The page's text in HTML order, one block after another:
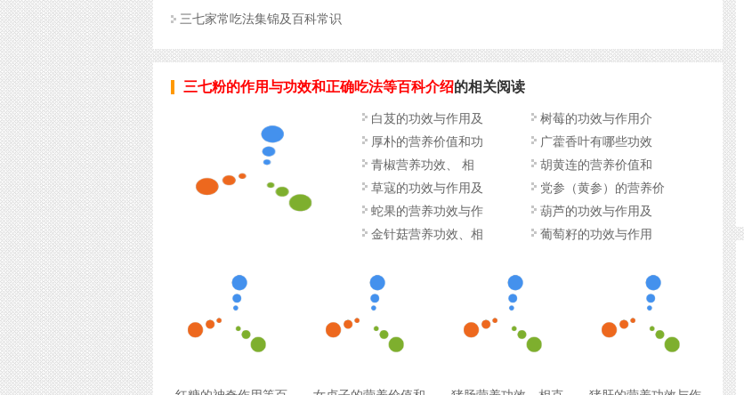
三七家常吃法集锦及百科常识
三七粉的作用与功效和正确吃法等百科介绍的相关阅读
白芨的功效与作用及
树莓的功效与作用介
厚朴的营养价值和功
广藿香叶有哪些功效
青椒营养功效、 相
胡黄连的营养价值和
草寇的功效与作用及
党参（黄参）的营养价
值
蛇果的营养功效与作
葫芦的功效与作用及
金针菇营养功效、相
葡萄籽的功效与作用